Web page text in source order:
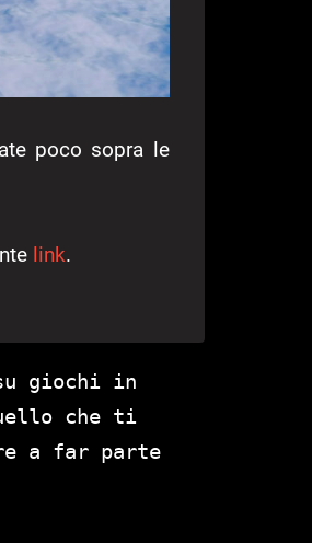
poco sopra le
link.
giochi in
che ti
a far parte